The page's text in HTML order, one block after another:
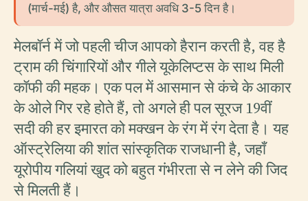
(मार्च-मई) है, और औसत यात्रा अवधि 3-5 दिन है।
मेलबॉर्न में जो पहली चीज आपको हैरान करती है, वह है
ट्राम की चिंगारियों और गीले यूकेलिप्टस के साथ मिली
कॉफी की महक। एक पल में आसमान से कंचे के आकार
के ओले गिर रहे होते हैं, तो अगले ही पल सूरज 19वीं
सदी की हर इमारत को मक्खन के रंग में रंग देता है। यह
ऑस्ट्रेलिया की शांत सांस्कृतिक राजधानी है, जहाँ
यूरोपीय गलियां खुद को बहुत गंभीरता से न लेने की जिद
से मिलती हैं।